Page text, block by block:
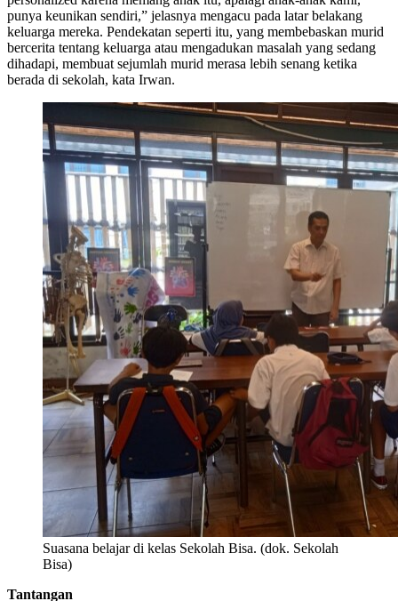
punya keunikan sendiri,” jelasnya mengacu pada latar belakang
keluarga mereka. Pendekatan seperti itu, yang membebaskan murid
bercerita tentang keluarga atau mengadukan masalah yang sedang
dihadapi, membuat sejumlah murid merasa lebih senang ketika
berada di sekolah, kata Irwan.
Suasana belajar di kelas Sekolah Bisa. (dok. Sekolah
Bisa)
Tantangan